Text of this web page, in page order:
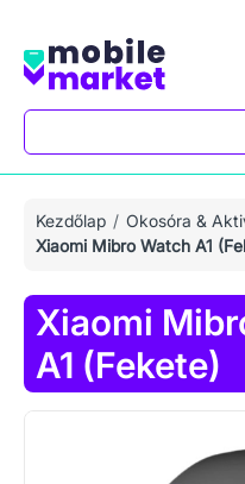
Kezdőlap Okosóra &
Xiaomi Mibro Watch A1
Xiaomi
A1 (Fekete)